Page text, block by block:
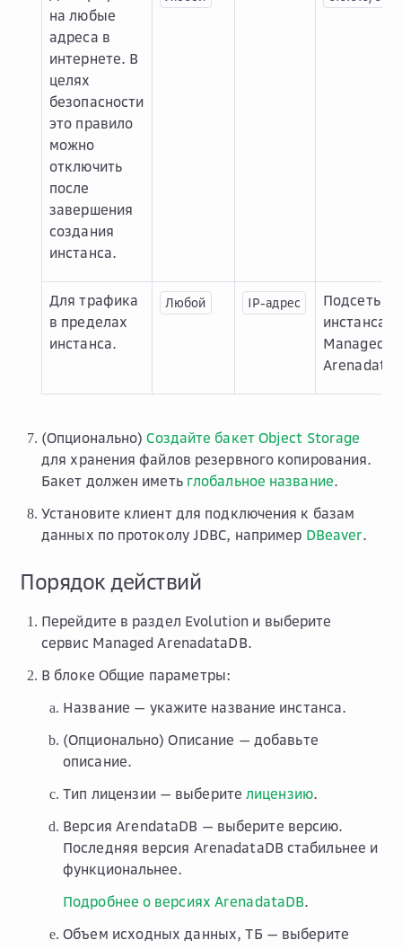
на любые
адреса в
интернете. В
целях
безопасности
это правило
можно
отключить
после
завершения
создания
инстанса.
Для трафика
в пределах
инстанса.
Любой IP-адрес
Подсеть
инстанса
Managed
(Опционально)Создайте бакет Object Storage
для хранения файлов резервного копирования.
Бакет должен иметь глобальное название.
Установите клиент для подключения к базам
данных по протоколу JDBC, например DBeaver.
Порядок действий
Перейдите в раздел Evolution и выберите
сервис Managed ArenadataDB.
В блоке Общие параметры:
Название — укажите название инстанса.
(Опционально)Описание — добавьте
описание.
Тип лицензии— выберителицензию.
Версия ArendataDB — выберите версию.
Последняя версия ArenadataDB стабильнее и
функциональнее.
Подробнее о версиях ArenadataDB.
Объем исходных данных, ТБ — выберите